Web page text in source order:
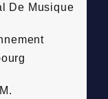
De Musique